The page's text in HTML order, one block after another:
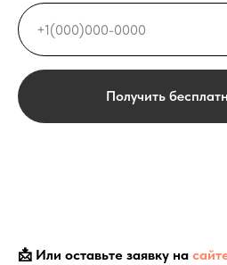
Получить
📩 Или оставьте заявку на